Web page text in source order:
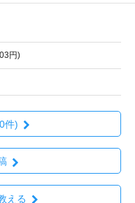
円)
件)
える